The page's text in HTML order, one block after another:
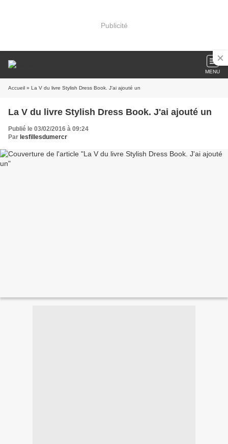
Publicité
MENU
Accueil » La V du livre Stylish Dress Book. J'ai ajouté un
La V du livre Stylish Dress Book. J'ai ajouté un
Publié le 03/02/2016 à 09:24
Par lesfillesdumercr